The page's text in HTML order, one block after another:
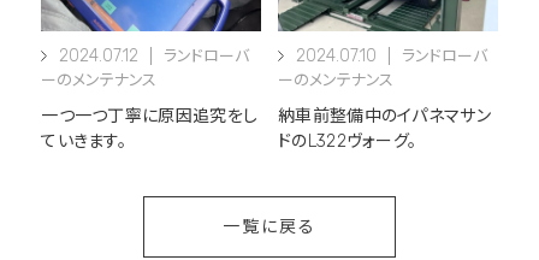
2024.07.12
ランドローバ
ーのメンテナンス
一つ一つ丁寧に原因追究をし
ていきます。
2024.07.10
ランドローバ
ーのメンテナンス
納車前整備中のイパネマサン
ドのL322ヴォーグ。
一覧に戻る